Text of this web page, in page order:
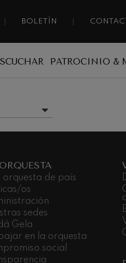
BOLETÍN
PATROCINIO &
orquesta de país
os
sedes
Gela
en la orquesta
social